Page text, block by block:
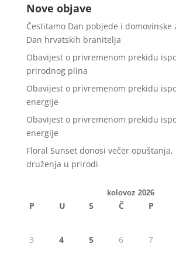
Nove objave
Čestitamo Dan pobjede i domovinske
Dan hrvatskih branitelja
Obavijest o privremenom prekidu
prirodnog plina
Obavijest o privremenom prekidu
energije
Obavijest o privremenom prekidu
energije
Floral Sunset donosi večer
druženja u prirodi
kolovoz 2026
P U S Č P
3
4 5 6 7